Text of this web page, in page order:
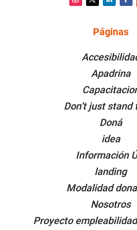
Páginas
Apadrina
Don’t just stand
Doná
idea
Información
landing
Modalidad
Nosotros
Proyecto